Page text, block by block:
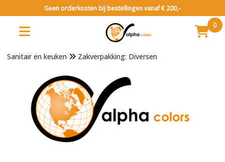
Geen orderkosten bij bestellingen vanaf € 200,-
0
Sanitair en keuken Zakverpakking: Diversen